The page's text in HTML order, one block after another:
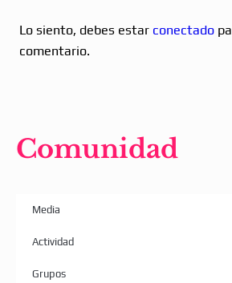
Lo siento, debes estar conectado
comentario.
Comunidad
Media
Actividad
Grupos